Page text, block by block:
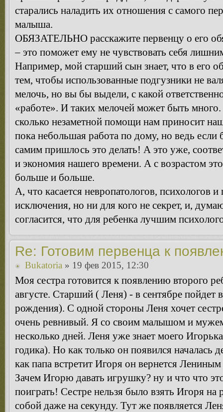
старались наладить их отношения с самого
малыша.
ОБЯЗАТЕЛЬНО расскажите первенцу о его
– это поможет ему не чувствовать себя
Например, мой старший сын знает, что в его
тем, чтобы использованные подгузники не
мелочь, но вы бы выдели, с какой
«работе». И таких мелочей может быть
сколько незаметной помощи нам приносит
пока небольшая работа по дому, но ведь если
самим пришлось это делать! А это уже,
и экономия нашего времени. А с возрастом
больше и больше.
А, что касается невропатологов, психологов и
исключения, но ни для кого не секрет, и,
согласится, что для ребенка лучшим
Re: Готовим первенца к
Bukatoria » 19 фев 2015, 12:30
Моя сестра готовится к появлению второго
августе. Старший ( Леня) - в сентябре пойдет
рождения). С одной стороны Леня хочет
очень ревнивый. Я со своим малышом и
несколько дней. Леня уже знает моего
годика). Но как только он появился началась
как папа встретит Игоря он вернется
Зачем Игорю давать игрушку? ну и что что
поиграть! Сестре нельзя было взять Игоря
собой даже на секунду. Тут же появляется